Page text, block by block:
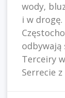
wody,
i w
odbywają
Terceiry
Serrecie